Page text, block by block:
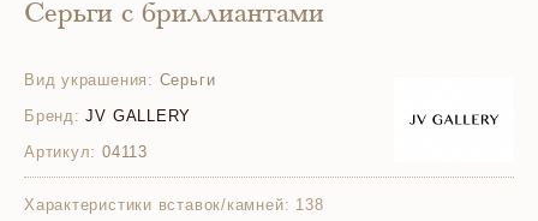
Серьги с бриллиантами
Вид украшения: Серьги
Бренд: JV GALLERY
Артикул: 04113
Характеристики вставок/камней: 138